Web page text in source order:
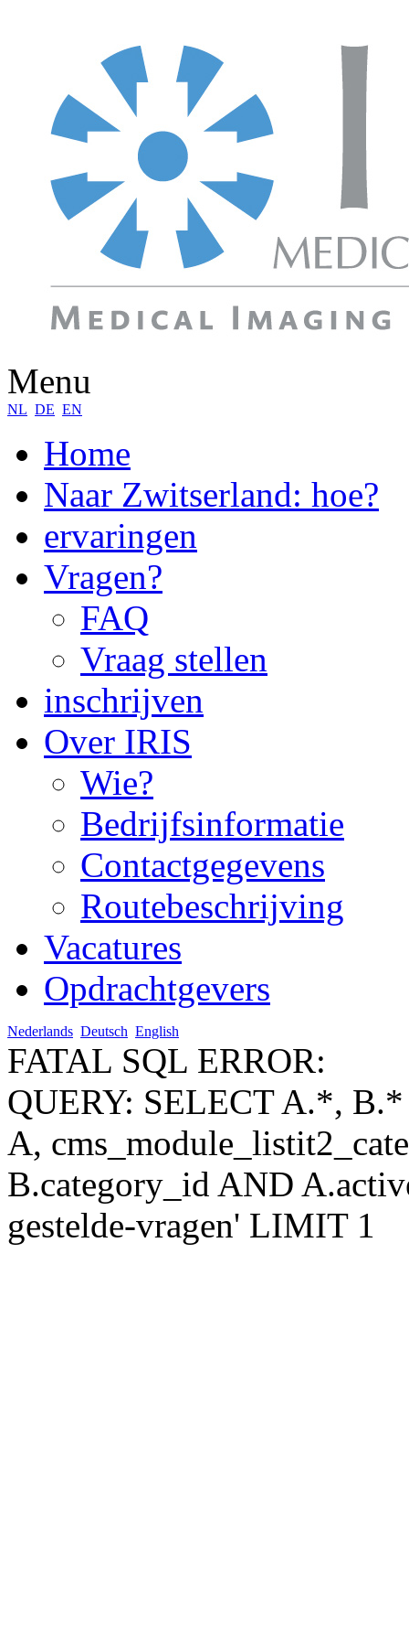
Menu
NL DE EN
Home
Naar Zwitserland: hoe?
ervaringen
Vragen?
FAQ
Vraag stellen
inschrijven
Over IRIS
Wie?
Bedrijfsinformatie
Contactgegevens
Routebeschrijving
Vacatures
Opdrachtgevers
Nederlands Deutsch English
FATAL SQL ERROR:
QUERY: SELECT A.*,
A,
B.category_id AND
gestelde-vragen' LIMIT 1